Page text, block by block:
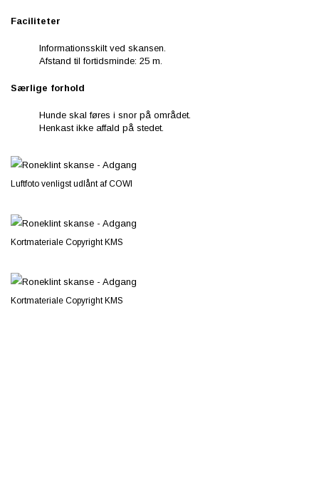
Faciliteter
Informationsskilt ved skansen.
Afstand til fortidsminde: 25 m.
Særlige forhold
Hunde skal føres i snor på området.
Henkast ikke affald på stedet.
Luftfoto venligst udlånt af COWI
Kortmateriale Copyright KMS
Kortmateriale Copyright KMS